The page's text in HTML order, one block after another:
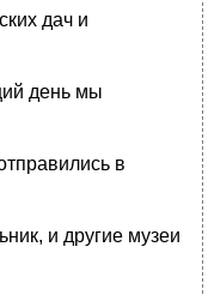
дач и
день мы
в
и другие музеи